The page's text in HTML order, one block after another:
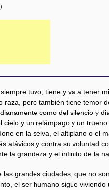
tuvo, tiene y va a tener
raza, pero también tiene temor
como del silencio y
cielo y un relámpago y un
en la selva, el altiplano o el
atávicos y contra su voluntad
la grandeza y el infinito de la
las grandes ciudades, que no
el ser humano sigue viviendo